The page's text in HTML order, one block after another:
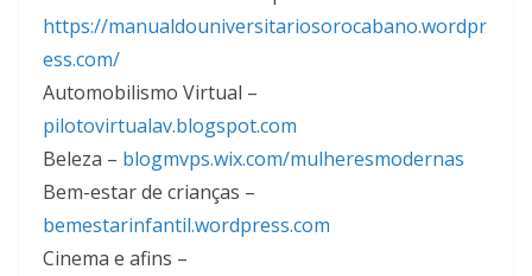
https://manualdouniversitariosorocabano.wordpr
ess.com/
Automobilismo Virtual –
pilotovirtualav.blogspot.com
Beleza – blogmvps.wix.com/mulheresmodernas
Bem-estar de crianças –
bemestarinfantil.wordpress.com
Cinema e afins –